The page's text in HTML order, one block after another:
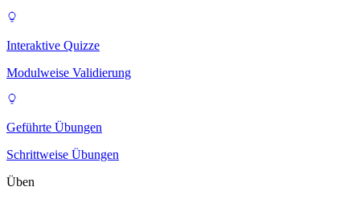
Interaktive Quizze
Modulweise Validierung
Geführte Übungen
Schrittweise Übungen
Üben